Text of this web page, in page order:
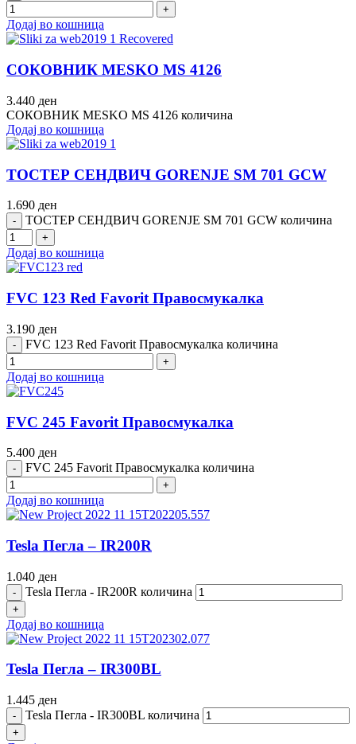
Додај во кошница
СОКОВНИК MESKO MS 4126
3.440 ден
СОКОВНИК MESKO MS 4126 количина
Додај во кошница
ТОСТЕР СЕНДВИЧ GORENJE SM 701 GCW
1.690 ден
ТОСТЕР СЕНДВИЧ GORENJE SM 701 GCW количина
Додај во кошница
FVC 123 Red Favorit Правосмукалка
3.190 ден
FVC 123 Red Favorit Правосмукалка количина
Додај во кошница
FVC 245 Favorit Правосмукалка
5.400 ден
FVC 245 Favorit Правосмукалка количина
Додај во кошница
Tesla Пегла – IR200R
1.040 ден
Tesla Пегла - IR200R количина
Додај во кошница
Tesla Пегла – IR300BL
1.445 ден
Tesla Пегла - IR300BL количина